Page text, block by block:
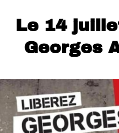
Le 14
Georges